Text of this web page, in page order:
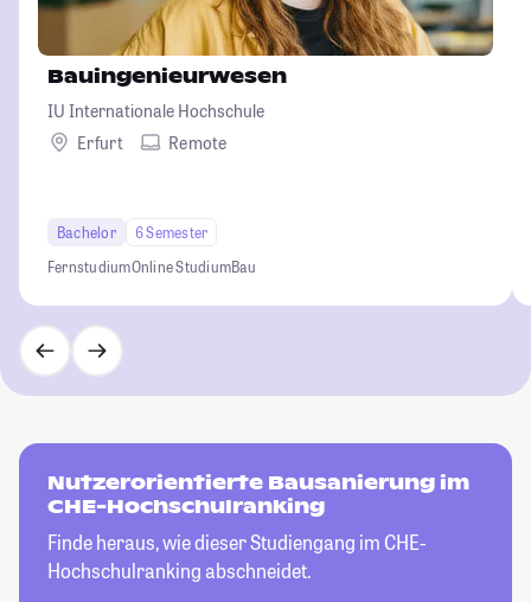
Bauingenieurwesen
IU Internationale Hochschule
Erfurt
Remote
Bachelor
6 Semester
FernstudiumOnline StudiumBau
Nutzerorientierte Bausanierung im
CHE-Hochschulranking
Finde heraus, wie dieser Studiengang im CHE-
Hochschulranking abschneidet.